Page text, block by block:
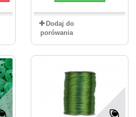
Dodaj do
porówania